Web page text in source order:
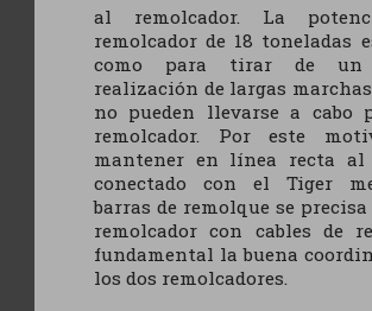
al remolcador. La
remolcador de 18 toneladas
como para tirar de un
realización de largas
no pueden llevarse a cabo
remolcador. Por este
mantener en línea recta al
conectado con el Tiger
barras de remolque se
remolcador con cables de
fundamental la buena
los dos remolcadores.